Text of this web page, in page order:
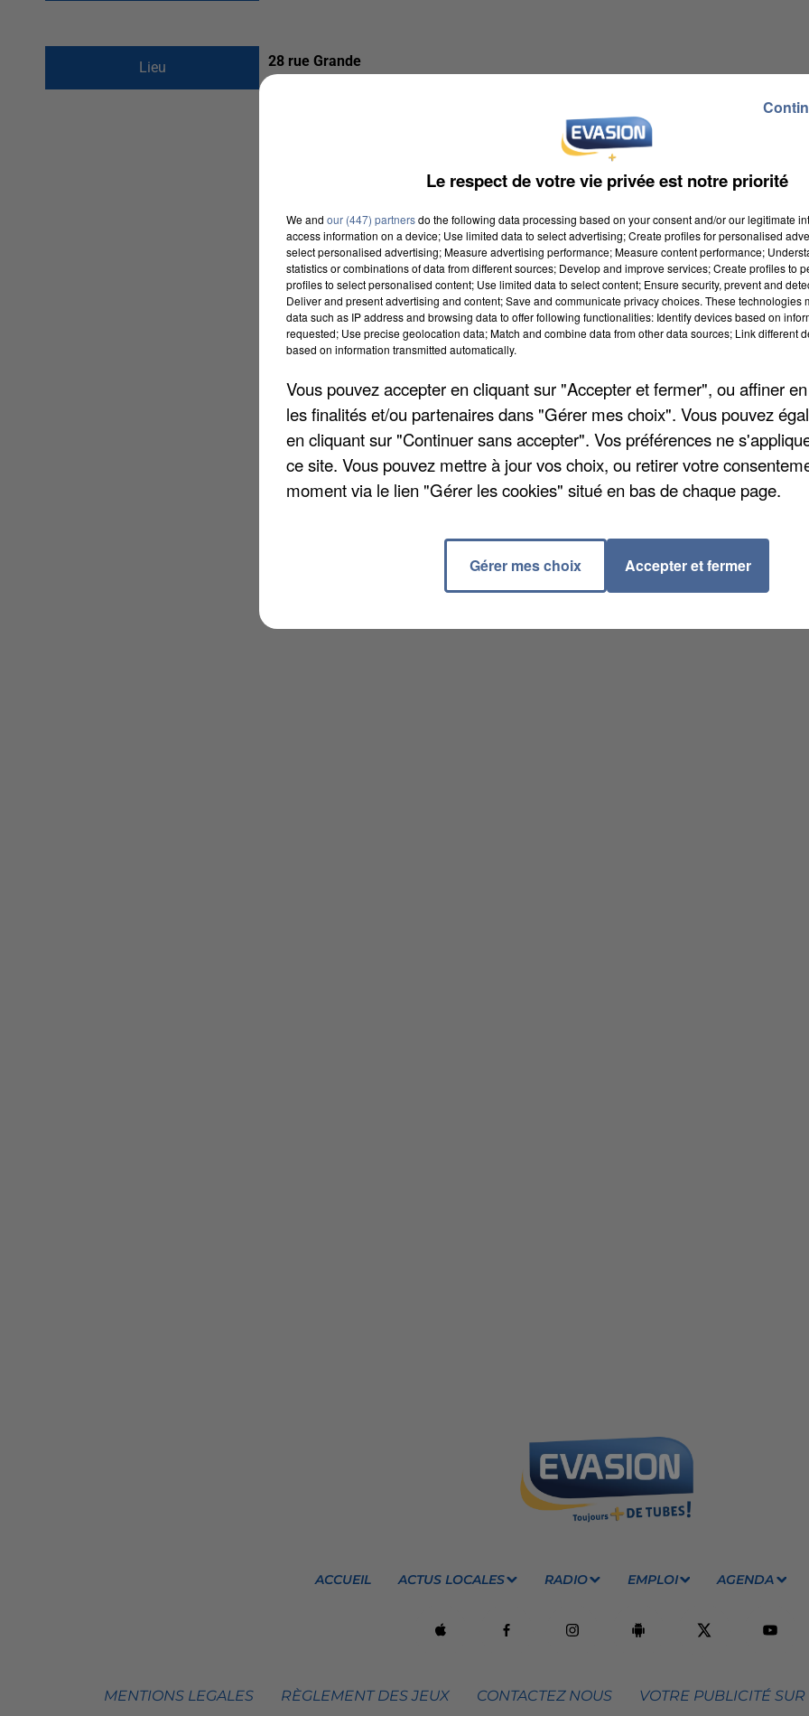
Lieu
28 rue Grande
ACCUEIL ACTUS LOCALES RADIO EMPLOI AGENDA
MENTIONS LEGALES RÈGLEMENT DES JEUX CONTACTEZ NOUS VOTRE PUBLICITÉ
Le respect de votre vie privée est notre priorité
We and our (447) partnersdo the following data processing based on your consent and/or our legitimate
access information on a device; Use limited data to select advertising; Create profiles for personalised
select personalised advertising; Measure advertising performance; Measure content performance;
statistics or combinations of data from different sources; Develop and improve services; Create profiles to
profiles to select personalised content; Use limited data to select content; Ensure security, prevent and
Deliver and present advertising and content; Save and communicate privacy choices. These technologies
data such as IP address and browsing data to offer following functionalities: Identify devices based on
requested; Use precise geolocation data; Match and combine data from other data sources; Link different
based on information transmitted automatically.
Vous pouvez accepter en cliquant sur "Accepter et fermer", ou affiner
les finalités et/ou partenaires dans "Gérer mes choix". Vous pouvez
en cliquant sur "Continuer sans accepter". Vos préférences ne
ce site. Vous pouvez mettre à jour vos choix, ou retirer votre
moment via le lien "Gérer les cookies" situé en bas de chaque page.
Gérer mes choix Accepter et fermer